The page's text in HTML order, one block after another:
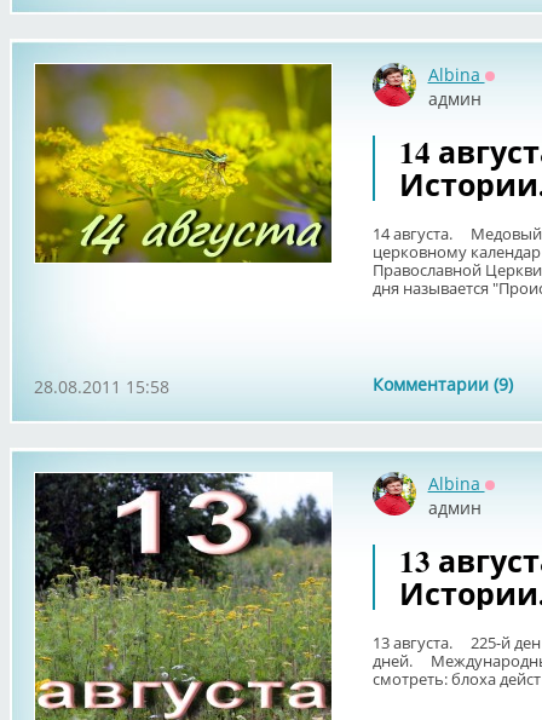
Albina
админ
14
14 августа. Медовый
церковному
Православной
дня называется
Комментарии (9)
28.08.2011 15:58
Albina
админ
13
13 августа. 225-й
дней.
смотреть: блоха